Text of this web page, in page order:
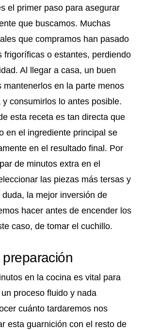
el primer paso para asegurar
que buscamos. Muchas
que compramos han pasado
frigoríficas o estantes, perdiendo
Al llegar a casa, un buen
mantenerlos en la parte menos
consumirlos lo antes posible.
esta receta es tan directa que
en el ingrediente principal se
en el resultado final. Por
de minutos extra en el
las piezas más tersas y
la mejor inversión de
hacer antes de encender los
caso, de tomar el cuchillo.
en la cocina es vital para
proceso fluido y nada
cuánto tardaremos nos
esta guarnición con el resto de